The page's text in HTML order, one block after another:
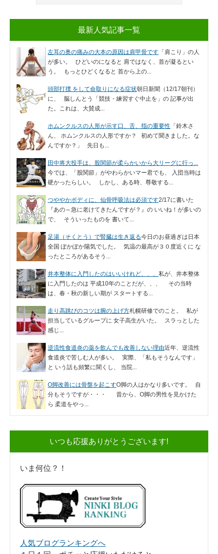
最新人気記事一覧
左耳の奥の痛みの大本の原因は肩甲骨です 「肩こり」の人
が多い。 ひどいのになると 肩ではなく、首が凝るとい
う。 もっとひどくなると 首から上の...
頭部打撲 をして命取りになる症状朝日新聞（12/17朝刊）
に、 脳しんとう「競技・練習すぐ中止を」の 記事が出
た。これは、大賛成...
ホムンクルスの人形が示す口、舌、指の重要性 「鈴木さ
ん、 ホムンクルスの人形ですか？ 初めて聞きました。な
んですか？」 先日も...
田中将大投手は、股関節が柔らかいから大リーグに行っ...
今では、「股関節」がやわらかいマー君でも、 入団当時は
硬かったらしい。 しかし、ある時、尊敬する...
つややかボディに、仙骨呼吸法は必須です2/17に書いた
『あの～急に老けてきたんですが？』の いいね！が多いの
で、 そういったものを 書いて...
足湯（そくとう）で腎臓は生き返る今日のお昼過ぎは日本
全国 ぽかぽか陽気でした。 気温の最高が３０度近くに な
ったところがあるそう...
井本整体に入門したのはいいけれど、、、 私が、井本整体
に入門したのは 平成10年のことだが、、、 その当時
は、春・秋の新しい期が スタートする...
走り高跳びのコツは腕の上げ方札幌研修でのこと。 私が
担当しているグループに 女子高生がいた。 スラっとした
感じ...
逆流性食道炎の薬を飲んでも改善しない理由近年、逆流性
食道炎で苦しむ人が多い。 実際、「私もそうなんです」
と いう話も頻繁に聞くし、 当院...
O脚改善には骨盤を起こすO脚の人はかなり多いです。 自
分もそうですが・・・ 昔から、O脚の男性を見かけた
ら 柔道をやっ...
いつも応援ありがとうございます!
いま何位？！
人気ブログランキングへ